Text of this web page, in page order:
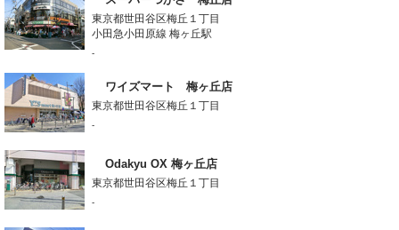
東京都世田谷区梅丘１丁目
小田急小田原線 梅ヶ丘駅
-
ワイズマート 梅ヶ丘店
東京都世田谷区梅丘１丁目
-
Odakyu OX 梅ヶ丘店
東京都世田谷区梅丘１丁目
-